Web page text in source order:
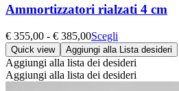
Ammortizzatori rialzati 4 cm
€ 355,00 - € 385,00Fascia
di
prezzo:
da
€ 355,00
Scegli
prodotto
ha
più
varianti.
Quick view Aggiungi alla Lista desideri
Aggiungi alla lista dei desideri
Aggiungi alla lista dei desideri